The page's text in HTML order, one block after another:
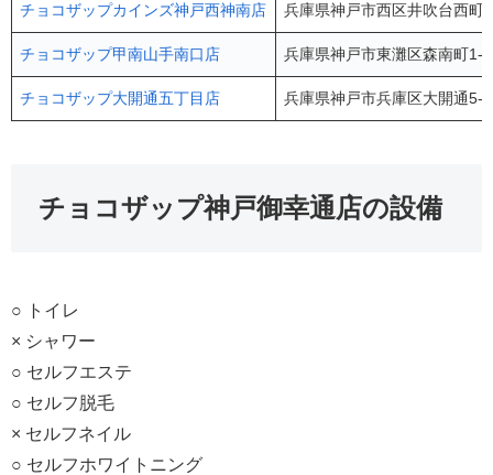
チョコザップカインズ神戸西神南店 兵庫県神戸市西区井吹台西
チョコザップ甲南山手南口店 兵庫県神戸市東灘区森南町
チョコザップ大開通五丁目店 兵庫県神戸市兵庫区大開通
チョコザップ神戸御幸通店の設備
○ トイレ
× シャワー
○ セルフエステ
○ セルフ脱毛
× セルフネイル
○ セルフホワイトニング